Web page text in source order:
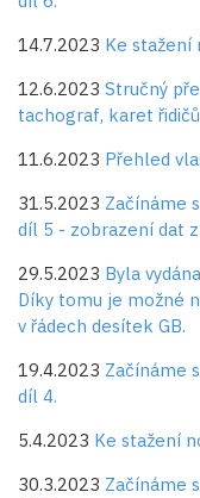
14.7.2023 Ke stažení
12.6.2023 Stručný
tachograf, karet
11.6.2023 Přehled
31.5.2023 Začínáme
díl 5 - zobrazení dat z
29.5.2023 Byla
Díky tomu je možné
v řádech desítek GB.
19.4.2023 Začínáme
díl 4.
5.4.2023 Ke stažení
30.3.2023 Začínáme